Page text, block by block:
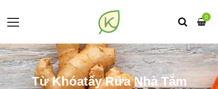
0
Từ Khóatẩy Rửa Nhà Tắm